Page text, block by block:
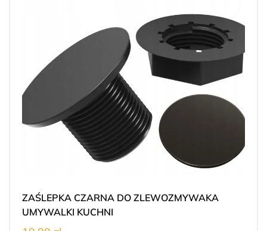
ZAŚLEPKA CZARNA DO ZLEWOZMYWAKA
UMYWALKI KUCHNI